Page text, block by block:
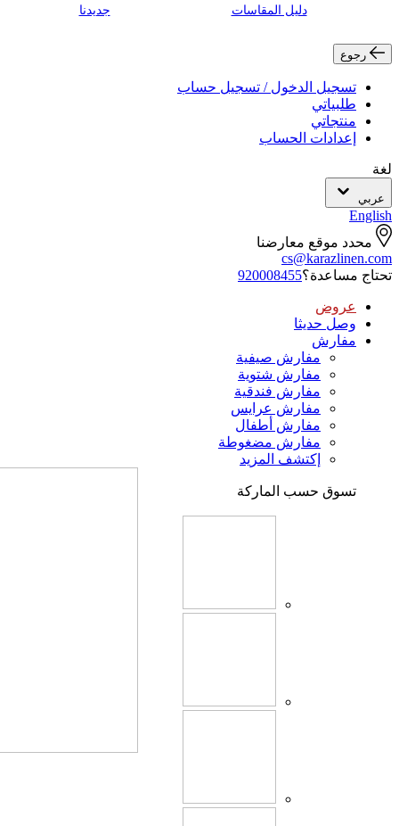
دليل المقاسات جديدنا
رجوع
تسجيل الدخول / تسجيل حساب
طلبياتي
منتجاتي
إعدادات الحساب
لغة
عربي
English
محدد موقع معارضنا
cs@karazlinen.com
تحتاج مساعدة؟920008455
عروض
وصل حديثا
مفارش
مفارش صيفية
مفارش شتوية
مفارش فندقية
مفارش عرايس
مفارش أطفال
مفارش مضغوطة
إكتشف المزيد
تسوق حسب الماركة